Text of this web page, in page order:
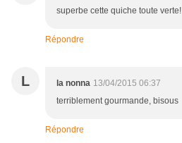
superbe cette quiche toute verte!
Répondre
L la nonna 13/04/2015 06:37
terriblement gourmande, bisous
Répondre